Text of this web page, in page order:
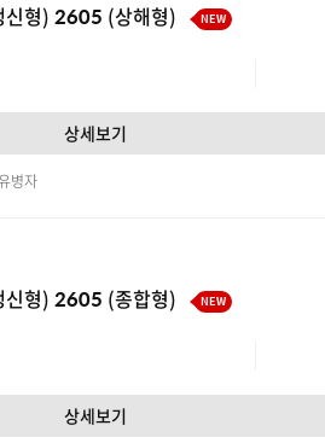
신형) 2605 (상해형) NEW
상세보기
병자
신형) 2605 (종합형) NEW
상세보기